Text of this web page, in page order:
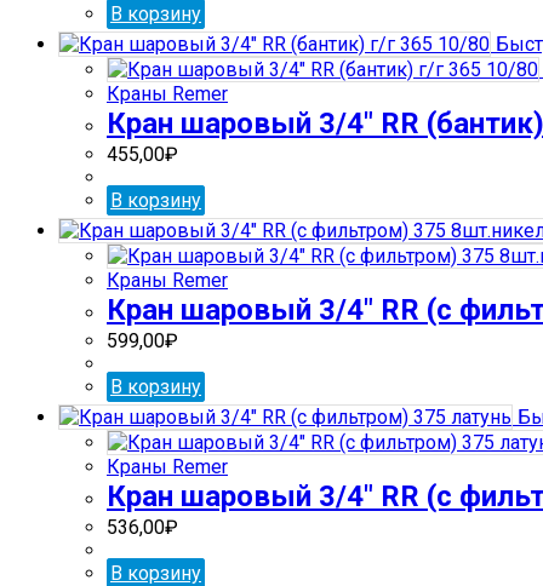
В корзину
Краны Remer
Кран шаровый 3/4″ RR
455,00₽
В корзину
Краны Remer
Кран шаровый 3/4″ RR (с
599,00₽
В корзину
Краны Remer
Кран шаровый 3/4″ RR (с
536,00₽
В корзину